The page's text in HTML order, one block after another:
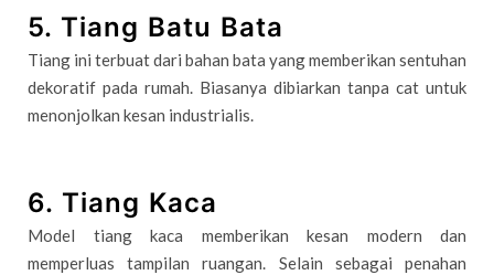
5. Tiang Batu Bata
Tiang ini terbuat dari bahan bata yang memberikan sentuhan
dekoratif pada rumah. Biasanya dibiarkan tanpa cat untuk
menonjolkan kesan industrialis.
6. Tiang Kaca
Model tiang kaca memberikan kesan modern dan
memperluas tampilan ruangan. Selain sebagai penahan